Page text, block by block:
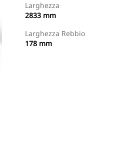
Larghezza
2833 mm
Larghezza Rebbio
178 mm